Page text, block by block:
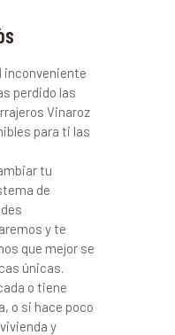
inconveniente
perdido las
Vinaroz
para ti las
tu
de
y te
que mejor se
únicas.
o tiene
o si hace poco
y